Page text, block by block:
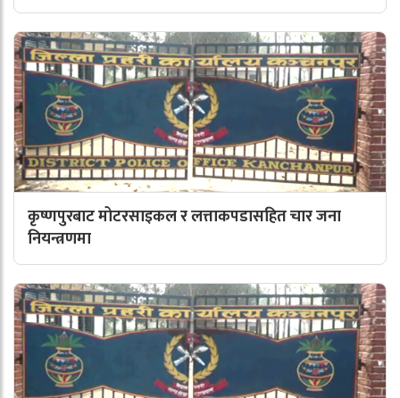
कृष्णपुरबाट मोटरसाइकल र लत्ताकपडासहित चार जना
नियन्त्रणमा